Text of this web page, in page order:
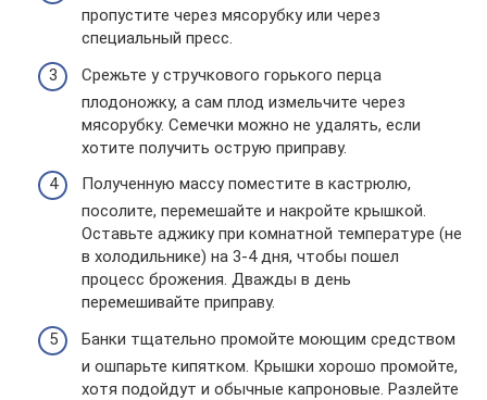
пропустите через мясорубку или через
специальный пресс.
Срежьте у стручкового горького перца
плодоножку, а сам плод измельчите через
мясорубку. Семечки можно не удалять, если
хотите получить острую приправу.
Полученную массу поместите в кастрюлю,
посолите, перемешайте и накройте крышкой.
Оставьте аджику при комнатной температуре (не
в холодильнике) на 3-4 дня, чтобы пошел
процесс брожения. Дважды в день
перемешивайте приправу.
Банки тщательно промойте моющим средством
и ошпарьте кипятком. Крышки хорошо промойте,
хотя подойдут и обычные капроновые. Разлейте